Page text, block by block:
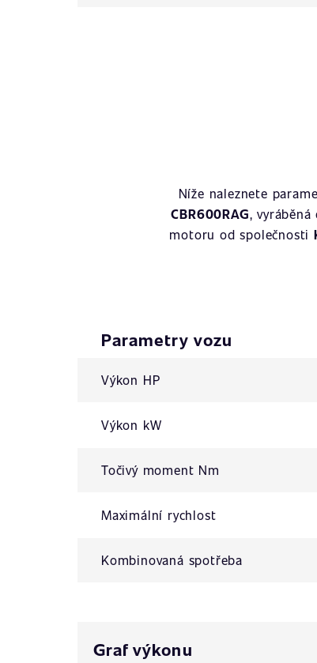
Níže naleznete
CBR600RAG, vyráběná
motoru od společnosti
Parametry vozu
Výkon HP
Výkon kW
Točivý moment Nm
Maximální rychlost
Kombinovaná spotřeba
Graf výkonu